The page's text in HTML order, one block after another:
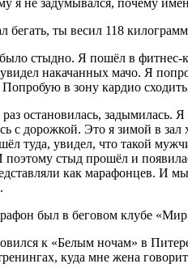
бегать, ты весил 118
стыдно. Я пошёл в фитнес-
накачанных мачо. Я
в зону кардио
остановилась,
с дорожкой. Это я зимой в
туда, увидел, что такой
поэтому стыд прошёл и
как марафонцев. И
был в беговом клубе
к «Белым ночам» в
куда мне жена